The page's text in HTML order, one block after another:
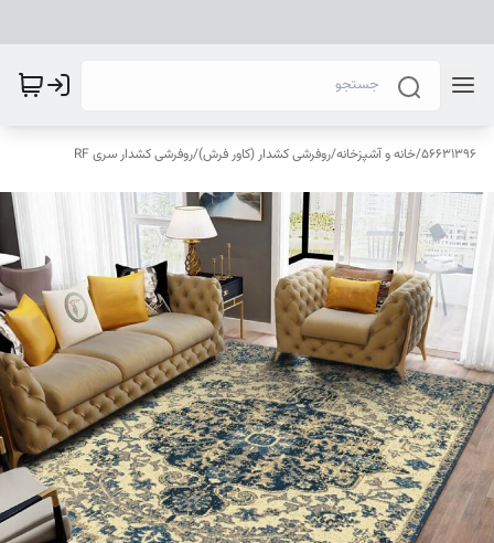
56631396
/خانه و آشپزخانه/روفرشی کشدار (کاور فرش)/روفرشی کشدار سری RF